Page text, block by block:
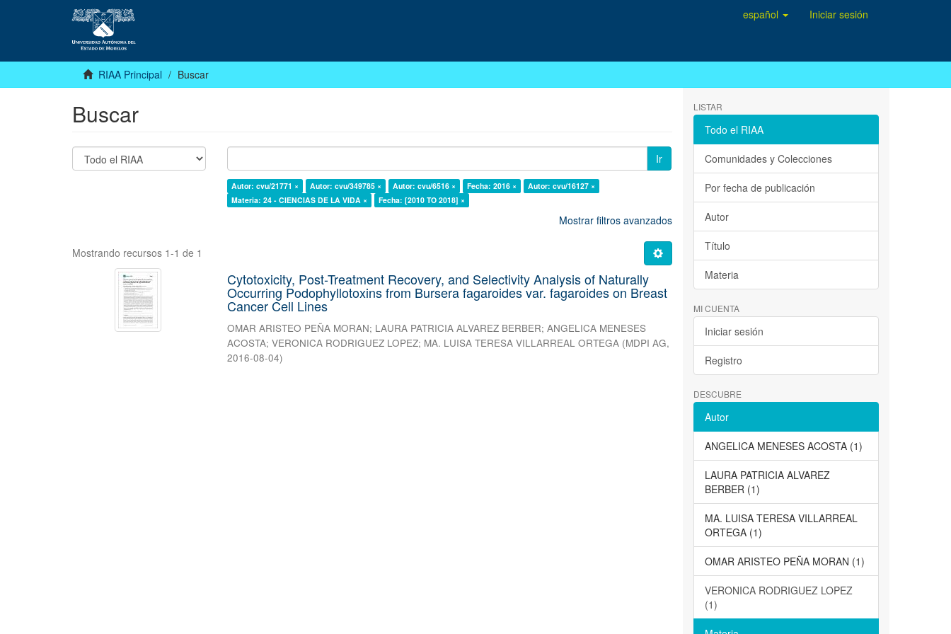
español Iniciar sesión
RIAA Principal Buscar
Buscar
Ir
Autor: cvu/21771 × Autor: cvu/349785 × Autor: cvu/6516 × Fecha: 2016 ×
Autor: cvu/16127 ×
Materia: 24 - CIENCIAS DE LA VIDA ×
Fecha: [2010 TO 2018] ×
Mostrar filtros avanzados
Mostrando recursos 1-1 de 1
Cytotoxicity, Post-Treatment Recovery, and Selectivity Analysis of Naturally
Occurring Podophyllotoxins from Bursera fagaroides var. fagaroides on Breast
Cancer Cell Lines
OMAR ARISTEO PEÑA MORAN; LAURA PATRICIA ALVAREZ BERBER;ANGELICA MENESES
ACOSTA;VERONICA RODRIGUEZ LOPEZ; MA. LUISA TERESA VILLARREAL ORTEGA (MDPI AG,
2016-08-04)
LISTAR
Todo el RIAA
Comunidades y Colecciones
Por fecha de publicación
Autor
Título
Materia
MI CUENTA
Iniciar sesión
Registro
DESCUBRE
Autor
ANGELICA MENESES ACOSTA (1)
LAURA PATRICIA ALVAREZ
BERBER (1)
MA. LUISA TERESA VILLARREAL
ORTEGA (1)
OMAR ARISTEO PEÑA MORAN (1)
VERONICA RODRIGUEZ LOPEZ
(1)